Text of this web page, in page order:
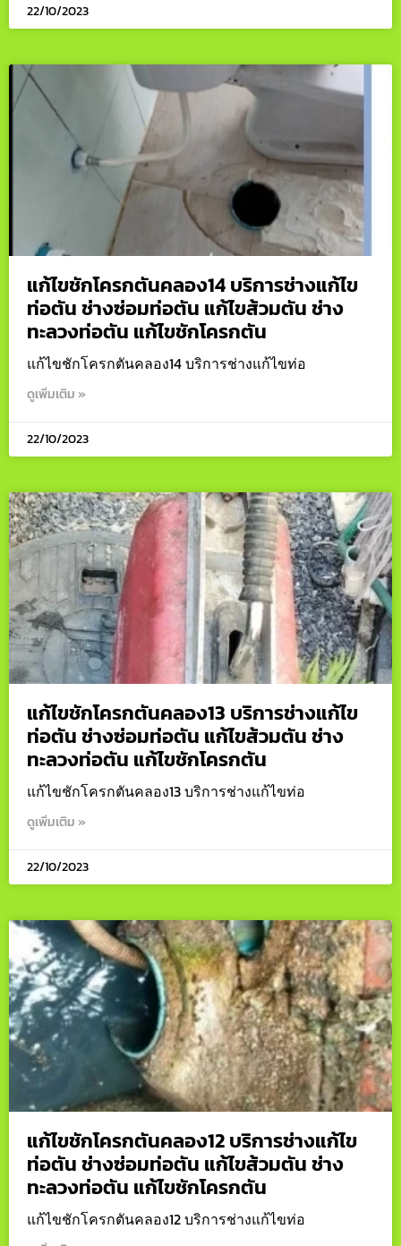
22/10/2023
แก้ไขชักโครกตันคลอง14 บริการช่างแก้ไข
ท่อตัน ช่างซ่อมท่อตัน แก้ไขส้วมตัน ช่าง
ทะลวงท่อตัน แก้ไขชักโครกตัน
แก้ไขชักโครกตันคลอง14 บริการช่างแก้ไขท่อ
ดูเพิ่มเติม »
22/10/2023
แก้ไขชักโครกตันคลอง13 บริการช่างแก้ไข
ท่อตัน ช่างซ่อมท่อตัน แก้ไขส้วมตัน ช่าง
ทะลวงท่อตัน แก้ไขชักโครกตัน
แก้ไขชักโครกตันคลอง13 บริการช่างแก้ไขท่อ
ดูเพิ่มเติม »
22/10/2023
แก้ไขชักโครกตันคลอง12 บริการช่างแก้ไข
ท่อตัน ช่างซ่อมท่อตัน แก้ไขส้วมตัน ช่าง
ทะลวงท่อตัน แก้ไขชักโครกตัน
แก้ไขชักโครกตันคลอง12 บริการช่างแก้ไขท่อ